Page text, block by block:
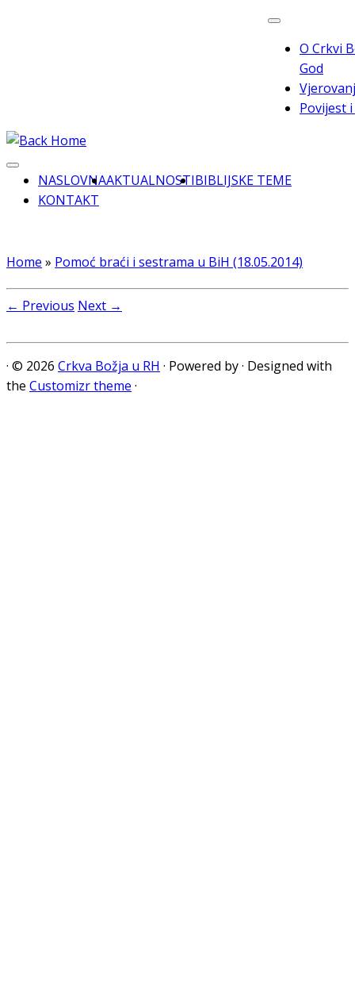
O Crkvi
God
Povijest
NASLOVNAAKTUALNOSTIBIBLIJSKE TEME
KONTAKT
Home » Pomoć braći i sestrama u BiH (18.05.2014)
← Previous Next →
· © 2026 Crkva Božja u RH · Powered by· Designed with
the Customizr theme ·